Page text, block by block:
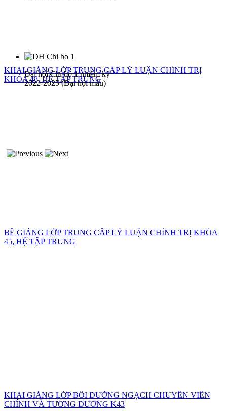
KHAI GIẢNG LỚP TRUNG CẤP LÝ LUẬN CHÍNH TRỊ
KHÓA 48, HỆ TẬP TRUNG
BẾ GIẢNG LỚP TRUNG CẤP LÝ LUẬN CHÍNH TRỊ KHÓA
45, HỆ TẬP TRUNG
KHAI GIẢNG LỚP BỒI DƯỠNG NGẠCH CHUYÊN VIÊN
CHÍNH VÀ TƯƠNG ĐƯƠNG K43
Đại hội Chi bộ 1 nhiệm kỳ
2022-2025 (Đại hội mẫu)